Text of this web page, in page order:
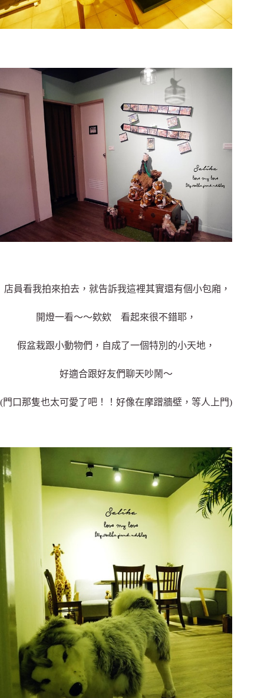
店員看我拍來拍去，就告訴我這裡其實還有個小包廂，
開燈一看～～欸欸 看起來很不錯耶，
假盆栽跟小動物們，自成了一個特別的小天地，
好適合跟好友們聊天吵鬧～
(門口那隻也太可愛了吧！！好像在摩蹭牆壁，等人上門)